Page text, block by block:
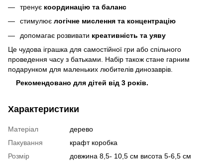
тренує координацію та баланс
стимулює логічне мислення та концентрацію
допомагає розвивати креативність та уяву
Це чудова іграшка для самостійної гри або спільного
проведення часу з батьками. Набір також стане гарним
подарунком для маленьких любителів динозаврів.
Рекомендовано для дітей від 3 років.
Характеристики
Матеріал
дерево
Пакування
крафт коробка
Розмір
довжина 8,5- 10,5 см висота 5-6,5 см